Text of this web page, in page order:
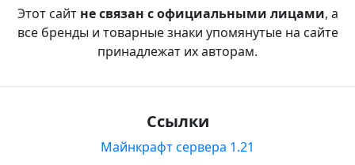
Этот сайт не связан с официальными лицами, а
все бренды и товарные знаки упомянутые на сайте
принадлежат их авторам.
Ссылки
Майнкрафт сервера 1.21